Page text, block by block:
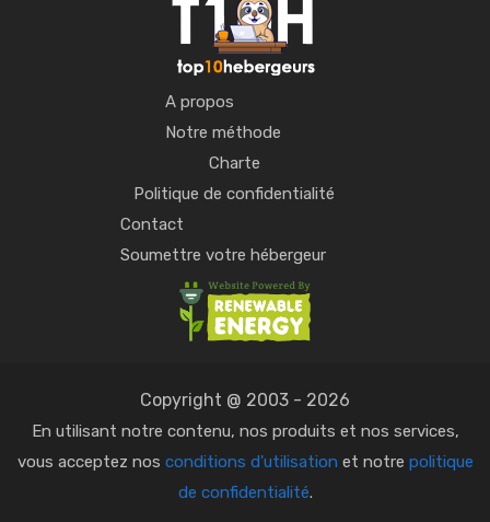
A propos
Notre méthode
Charte
Politique de confidentialité
Contact
Soumettre votre hébergeur
Copyright @ 2003 - 2026
En utilisant notre contenu, nos produits et nos services,
vous acceptez nos conditions d'utilisation et notre politique
de confidentialité.